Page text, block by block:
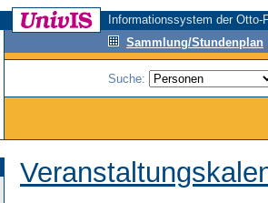
Informationssystem der
Sammlung/Stundenplan
Suche: